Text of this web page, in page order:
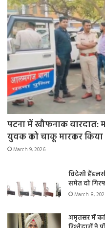
पटना में खौफनाक वारदात:
युवक को चाकू मारकर
March 9, 2026
विदेशी
समेत दो
March 8,
अमृतसर में